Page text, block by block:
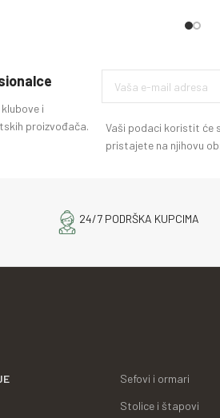
i
proizvođača.
Vaši podaci koristit će
pristajete na njihovu
24/7 PODRŠKA KUPCIMA
Sefovi i ormari
Stolice i štapovi